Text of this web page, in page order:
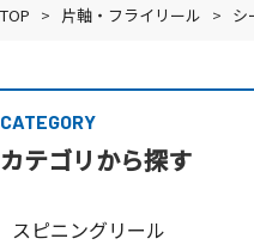
TOP > 片軸・フライリール > シ
CATEGORY
カテゴリから探す
スピニングリール